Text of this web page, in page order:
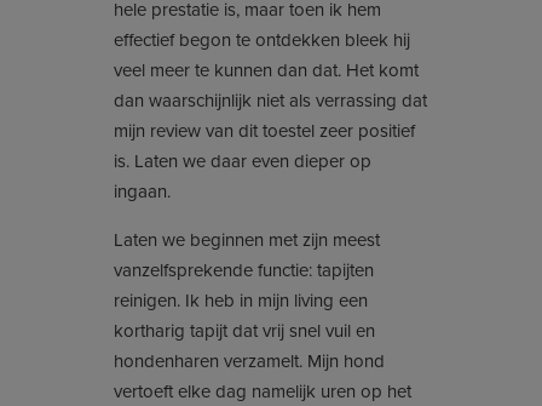
hele prestatie is, maar toen ik hem
effectief begon te ontdekken bleek hij
veel meer te kunnen dan dat. Het komt
dan waarschijnlijk niet als verrassing dat
mijn review van dit toestel zeer positief
is. Laten we daar even dieper op
ingaan.
Laten we beginnen met zijn meest
vanzelfsprekende functie: tapijten
reinigen. Ik heb in mijn living een
kortharig tapijt dat vrij snel vuil en
hondenharen verzamelt. Mijn hond
vertoeft elke dag namelijk uren op het